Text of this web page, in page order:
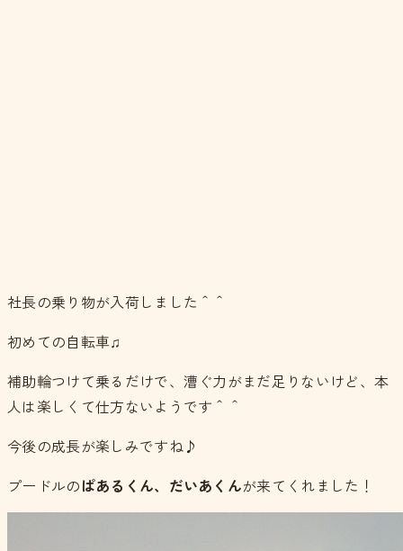
社長の乗り物が入荷しました＾＾
初めての自転車♫
補助輪つけて乗るだけで、漕ぐ力がまだ足りないけど、本
人は楽しくて仕方ないようです＾＾
今後の成長が楽しみですね♪
プードルのぱあるくん、だいあくんが来てくれました！